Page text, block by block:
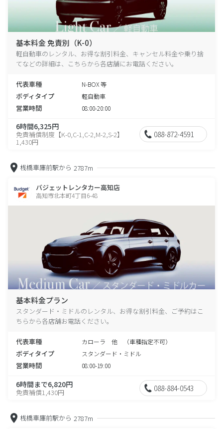
基本料金 免責別（K-0）
軽自動車のレンタル、お得な割引料金、キャンセル料金や乗り捨
てなどの詳細は、こちらから各店舗にお電話ください。
代表車種 N-BOX 等
ボディタイプ 軽自動車
営業時間 08:00-20:00
6時間6,325円
免責補償制度【K-0,C-1,C-2,M-2,S-2】
1,430円
088-872-4591
桟橋車庫前駅から 2787m
バジェットレンタカー高知店
高知市北本町4丁目6-48
基本料金プラン
スタンダード・ミドルのレンタル、お得な割引料金、ご予約はこ
ちらから各店舗お電話ください。
代表車種 カローラ 他 （車種指定不可）
ボディタイプ スタンダード・ミドル
営業時間 08:00-19:00
6時間まで6,820円
免責補償1,430円 088-884-0543
桟橋車庫前駅から 2787m